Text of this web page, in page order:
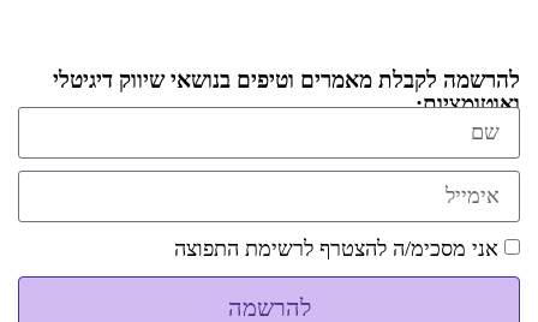
להרשמה לקבלת מאמרים וטיפים בנושאי שיווק דיגיטלי
ואוטומציות:
אני מסכימ/ה להצטרף לרשימת התפוצה
להרשמה